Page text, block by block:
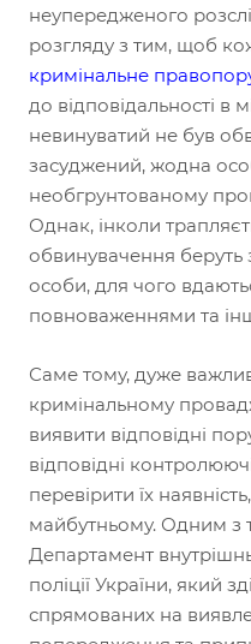
неупередженого
розгляду з тим, щоб
кримінальне
до відповідальності в
невинуватий не був
засуджений, жодна
необгрунтованому
Однак, інколи
обвинувачення беруть
особи, для чого
повноваженнями та
Саме тому, дуже
кримінальному
виявити відповідні
відповідні
перевірити їх
майбутньому. Одним з
Департамент
поліції України, який
спрямованих на